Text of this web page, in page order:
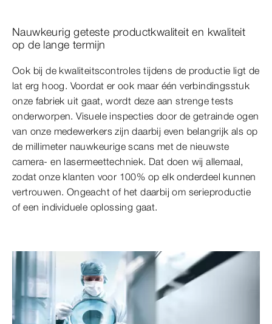
Nauwkeurig geteste productkwaliteit en kwaliteit
op de lange termijn
Ook bij de kwaliteitscontroles tijdens de productie ligt de
lat erg hoog. Voordat er ook maar één verbindingsstuk
onze fabriek uit gaat, wordt deze aan strenge tests
onderworpen. Visuele inspecties door de getrainde ogen
van onze medewerkers zijn daarbij even belangrijk als op
de millimeter nauwkeurige scans met de nieuwste
camera- en lasermeettechniek. Dat doen wij allemaal,
zodat onze klanten voor 100% op elk onderdeel kunnen
vertrouwen. Ongeacht of het daarbij om serieproductie
of een individuele oplossing gaat.